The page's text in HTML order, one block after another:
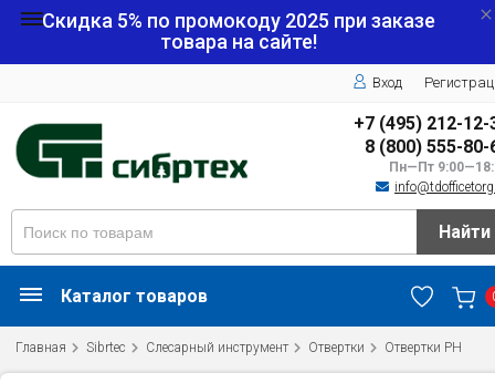
Скидка 5% по промокоду 2025 при заказе
товара на сайте!
Вход
+7 (495) 212-12-
8 (800) 555-80-
Пн—Пт
Найти
Каталог товаров
Главная Sibrtec Слесарный инструмент Отвертки Отвертки PH